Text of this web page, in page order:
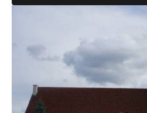
KAPLICA FILIALNA
MSZE I NABOŻEŃSTWA
KONTAKT